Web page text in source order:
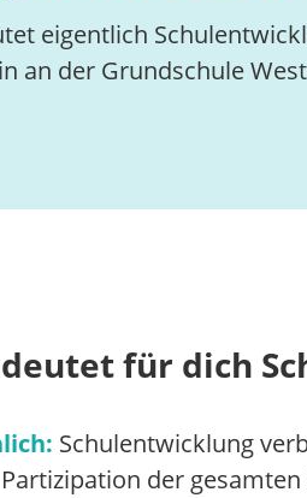
eigentlich
an der Grundschule
für dich
Schulentwicklung
der